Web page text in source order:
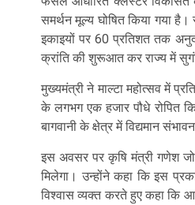
समर्थन मूल्य घोषित किया गया
इकाइयों पर 60 प्रतिशत तक
क्रांति की शुरूआत कर राज्य में
मुख्यमंत्री ने माल्टा महोत्सव में
के लगभग एक हजार पौधे रोपित
बागवानी के क्षेत्र में विद्यमान
इस अवसर पर कृषि मंत्री गणेश
मिलेगा। उन्होंने कहा कि इस
विश्वास व्यक्त करते हुए कहा कि